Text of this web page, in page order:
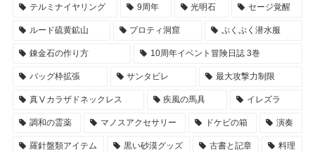
テルミナイヤリング 9周年 光明石 セージ覚醒
ルード硫黄鉱山 プロティ洞窟 ぷくぷく潜水服
錬金石の作り方 10周年イベント冒険日誌 3巻
バッグ枠拡張 サンタビレ 最大攻撃力制限
真Ⅴカラザドネックレス 疾風の馬具 イレズラ
調和の霊薬 マノスアクセサリー ドケビの箱 演奏
羅針盤類アイテム 黒い砂漠グッズ 古書と記章 料理